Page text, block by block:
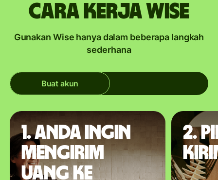
Cara kerja Wise
Gunakan Wise hanya dalam beberapa langkah
sederhana
Buat akun
1. Anda ingin
mengirim
uang ke
2.